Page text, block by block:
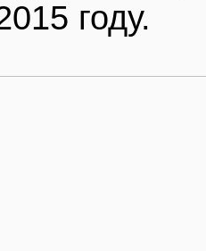
году.